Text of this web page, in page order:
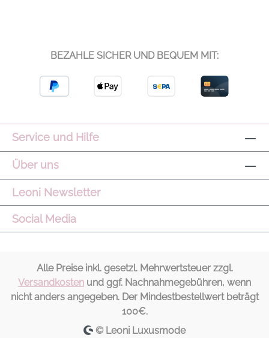
BEZAHLE SICHER UND BEQUEM MIT:
Service und Hilfe
Über uns
Leoni Newsletter
Social Media
Alle Preise inkl. gesetzl. Mehrwertsteuer zzgl.
Versandkosten und ggf. Nachnahmegebühren, wenn
nicht anders angegeben. Der Mindestbestellwert beträgt
100€.
© Leoni Luxusmode